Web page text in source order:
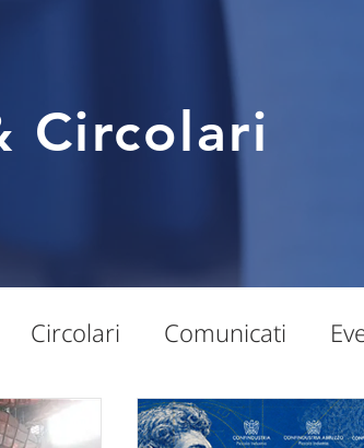
Circolari
Circolari Comunicati
Appuntamenti Territorio